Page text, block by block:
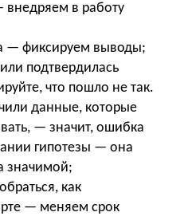
внедряем в работу
— фиксируем выводы;
подтвердилась
что пошло не так.
данные, которые
— значит, ошибка
гипотезы — она
значимой;
как
— меняем срок